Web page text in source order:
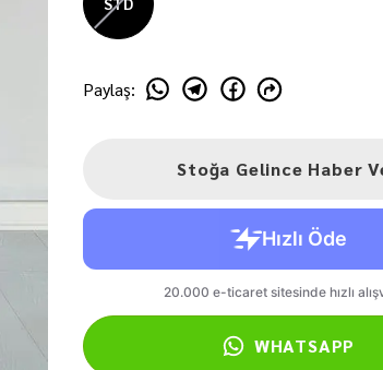
Paylaş:
Stoğa Gelince Haber
WHATSAPP